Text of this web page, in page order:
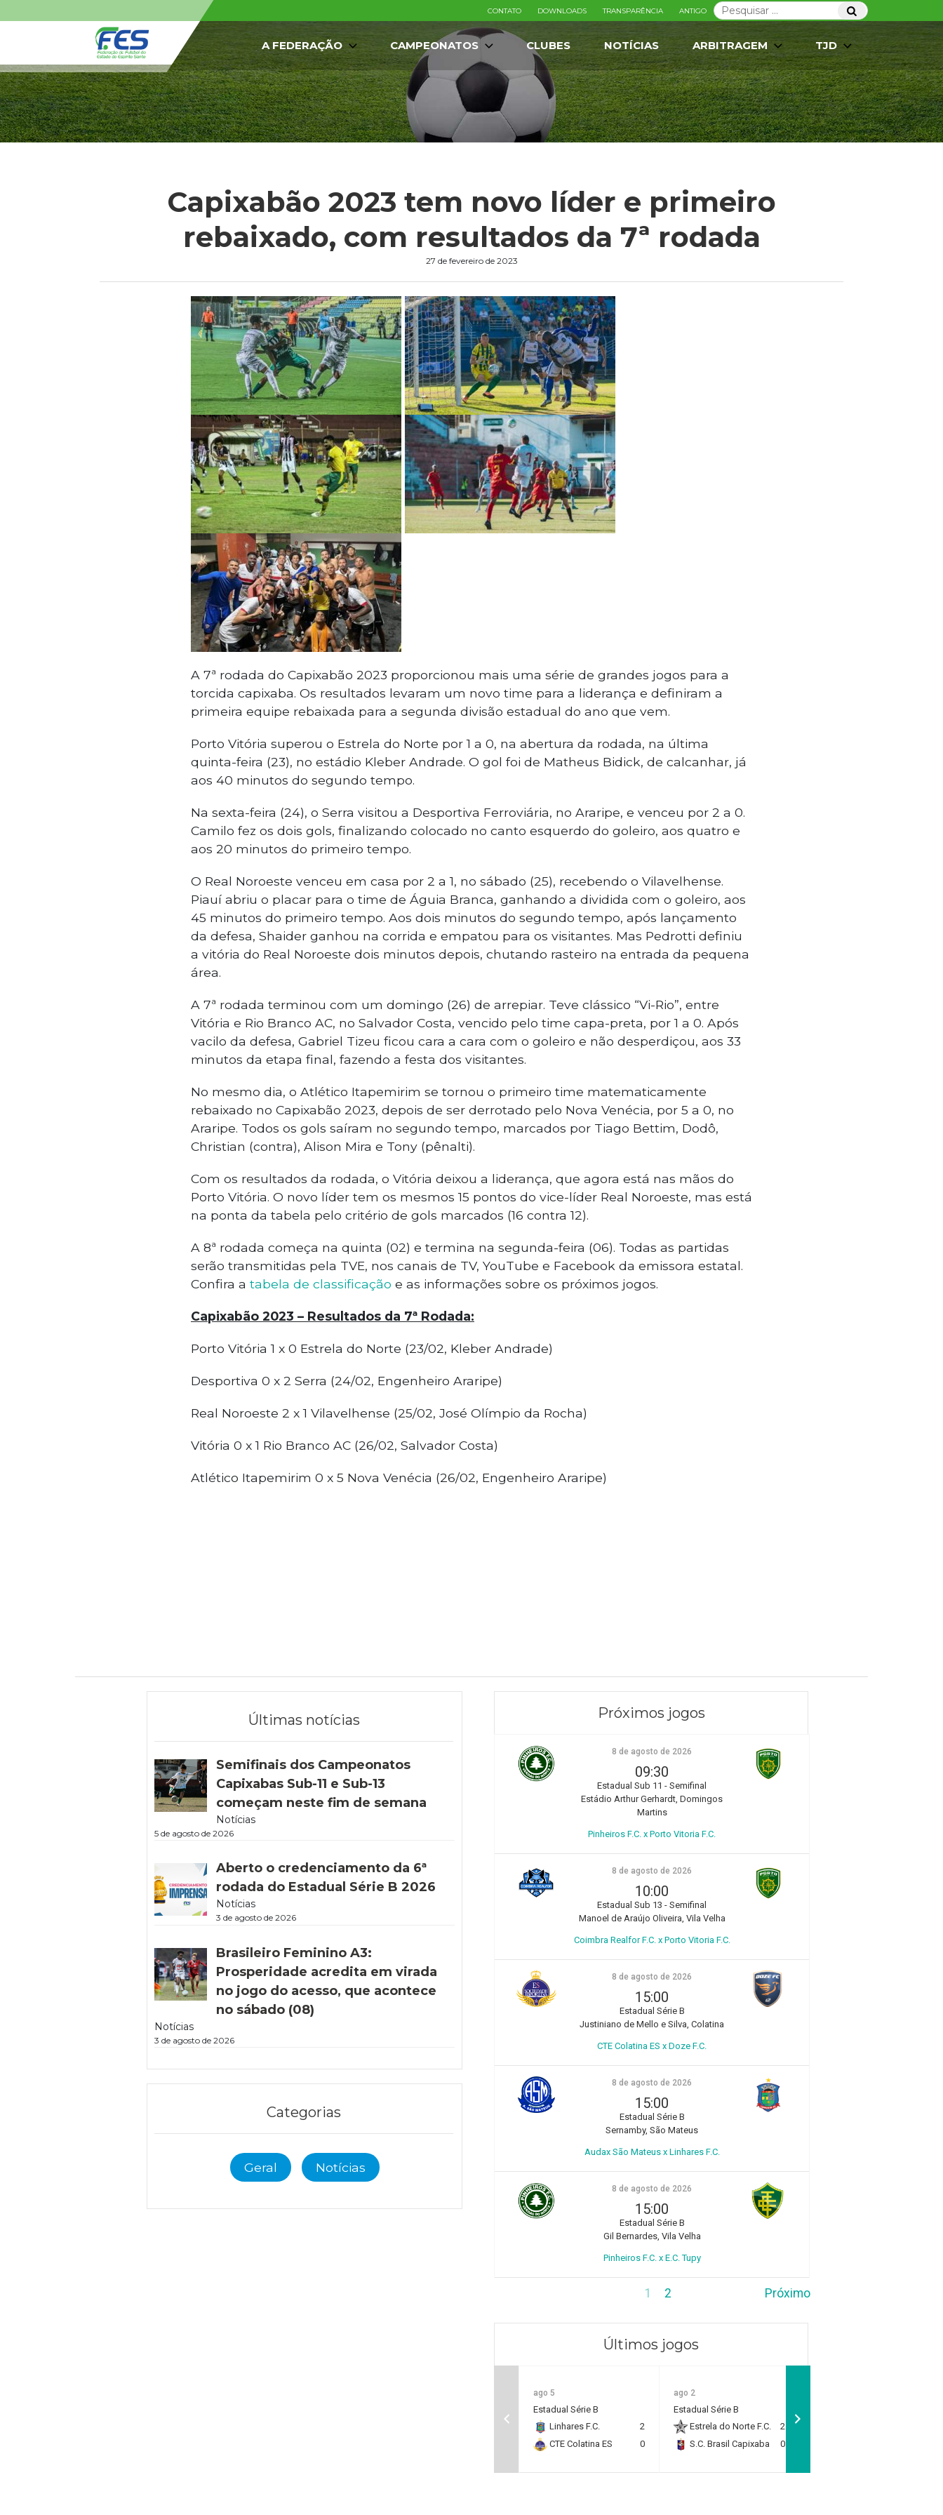
Pesquisar
por:
Pesquisar
CONTATO DOWNLOADS TRANSPARÊNCIA ANTIGO
A FEDERAÇÃO CAMPEONATOS CLUBES NOTÍCIAS ARBITRAGEM TJD
Capixabão 2023 tem novo líder e primeiro
rebaixado, com resultados da 7ª rodada
27 de fevereiro de 2023
A 7ª rodada do Capixabão 2023 proporcionou mais uma série de grandes jogos para a
torcida capixaba. Os resultados levaram um novo time para a liderança e definiram a
primeira equipe rebaixada para a segunda divisão estadual do ano que vem.
Porto Vitória superou o Estrela do Norte por 1 a 0, na abertura da rodada, na última
quinta-feira (23), no estádio Kleber Andrade. O gol foi de Matheus Bidick, de calcanhar, já
aos 40 minutos do segundo tempo.
Na sexta-feira (24), o Serra visitou a Desportiva Ferroviária, no Araripe, e venceu por 2 a 0.
Camilo fez os dois gols, finalizando colocado no canto esquerdo do goleiro, aos quatro e
aos 20 minutos do primeiro tempo.
O Real Noroeste venceu em casa por 2 a 1, no sábado (25), recebendo o Vilavelhense.
Piauí abriu o placar para o time de Águia Branca, ganhando a dividida com o goleiro, aos
45 minutos do primeiro tempo. Aos dois minutos do segundo tempo, após lançamento
da defesa, Shaider ganhou na corrida e empatou para os visitantes. Mas Pedrotti definiu
a vitória do Real Noroeste dois minutos depois, chutando rasteiro na entrada da pequena
área.
A 7ª rodada terminou com um domingo (26) de arrepiar. Teve clássico “Vi-Rio”, entre
Vitória e Rio Branco AC, no Salvador Costa, vencido pelo time capa-preta, por 1 a 0. Após
vacilo da defesa, Gabriel Tizeu ficou cara a cara com o goleiro e não desperdiçou, aos 33
minutos da etapa final, fazendo a festa dos visitantes.
No mesmo dia, o Atlético Itapemirim se tornou o primeiro time matematicamente
rebaixado no Capixabão 2023, depois de ser derrotado pelo Nova Venécia, por 5 a 0, no
Araripe. Todos os gols saíram no segundo tempo, marcados por Tiago Bettim, Dodô,
Christian (contra), Alison Mira e Tony (pênalti).
Com os resultados da rodada, o Vitória deixou a liderança, que agora está nas mãos do
Porto Vitória. O novo líder tem os mesmos 15 pontos do vice-líder Real Noroeste, mas está
na ponta da tabela pelo critério de gols marcados (16 contra 12).
A 8ª rodada começa na quinta (02) e termina na segunda-feira (06). Todas as partidas
serão transmitidas pela TVE, nos canais de TV, YouTube e Facebook da emissora estatal.
Confira a tabela de classificação e as informações sobre os próximos jogos.
Capixabão 2023 – Resultados da 7ª Rodada:
Porto Vitória 1 x 0 Estrela do Norte (23/02, Kleber Andrade)
Desportiva 0 x 2 Serra (24/02, Engenheiro Araripe)
Real Noroeste 2 x 1 Vilavelhense (25/02, José Olímpio da Rocha)
Vitória 0 x 1 Rio Branco AC (26/02, Salvador Costa)
Atlético Itapemirim 0 x 5 Nova Venécia (26/02, Engenheiro Araripe)
Últimas notícias
Semifinais dos Campeonatos
Capixabas Sub-11 e Sub-13
começam neste fim de semana
Notícias
5 de agosto de 2026
Aberto o credenciamento da 6ª
rodada do Estadual Série B 2026
Notícias
3 de agosto de 2026
Brasileiro Feminino A3:
Prosperidade acredita em virada
no jogo do acesso, que acontece
no sábado (08)
Notícias
3 de agosto de 2026
Categorias
Geral Notícias
Próximos jogos
8 de agosto de 2026
09:30
Estadual Sub 11 - Semifinal
Estádio Arthur Gerhardt, Domingos
Martins
Pinheiros F.C. x Porto Vitoria F.C.
8 de agosto de 2026
10:00
Estadual Sub 13 - Semifinal
Manoel de Araújo Oliveira, Vila Velha
Coimbra Realfor F.C. x Porto Vitoria F.C.
8 de agosto de 2026
15:00
Estadual Série B
Justiniano de Mello e Silva, Colatina
CTE Colatina ES x Doze F.C.
8 de agosto de 2026
15:00
Estadual Série B
Sernamby, São Mateus
Audax São Mateus x Linhares F.C.
8 de agosto de 2026
15:00
Estadual Série B
Gil Bernardes, Vila Velha
Pinheiros F.C. x E.C. Tupy
1 2 Próximo
Últimos jogos
ago 5
Estadual Série B
Linhares F.C.
2
CTE Colatina ES
0
ago 2
Estadual Série B
Estrela do Norte F.C.
2
S.C. Brasil Capixaba
0